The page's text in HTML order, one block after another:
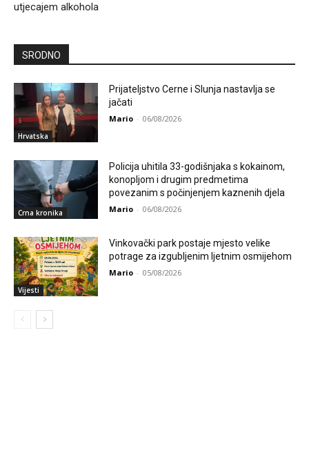
utjecajem alkohola
SRODNO
Hrvatska
Prijateljstvo Cerne i Slunja nastavlja se
jačati
Mario - 06/08/2026
Crna kronika
Policija uhitila 33-godišnjaka s kokainom,
konopljom i drugim predmetima
povezanim s počinjenjem kaznenih djela
Mario - 06/08/2026
Vijesti
Vinkovački park postaje mjesto velike
potrage za izgubljenim ljetnim osmijehom
Mario - 05/08/2026